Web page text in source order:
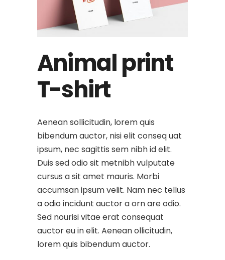
Animal print
T-shirt
Aenean sollicitudin, lorem quis
bibendum auctor, nisi elit conseq uat
ipsum, nec sagittis sem nibh id elit.
Duis sed odio sit metnibh vulputate
cursus a sit amet mauris. Morbi
accumsan ipsum velit. Nam nec tellus
a odio incidunt auctor a orn are odio.
Sed nourisi vitae erat consequat
auctor eu in elit. Aenean ollicitudin,
lorem quis bibendum auctor.